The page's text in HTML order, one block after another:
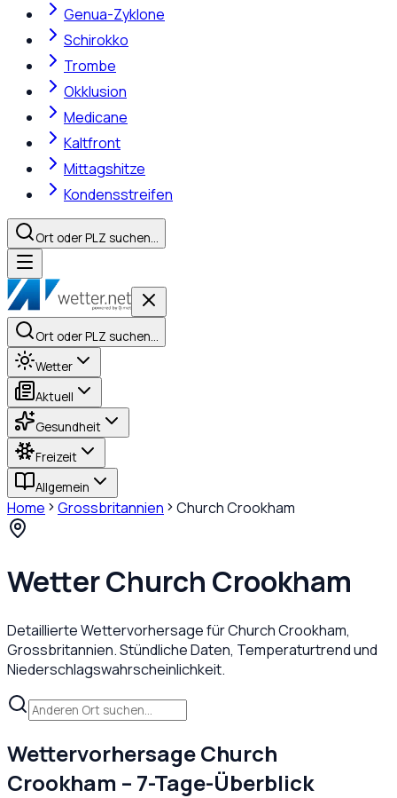
Genua-Zyklone
Schirokko
Trombe
Okklusion
Medicane
Kaltfront
Mittagshitze
Kondensstreifen
Ort oder PLZ suchen…
Ort oder PLZ suchen…
Wetter
Aktuell
Gesundheit
Freizeit
Allgemein
Home Grossbritannien Church Crookham
WetterChurch Crookham
Detaillierte Wettervorhersage fürChurch Crookham,
Grossbritannien. Stündliche Daten, Temperaturtrend und
Niederschlagswahrscheinlichkeit.
WettervorhersageChurch
Crookham – 7-Tage-Überblick